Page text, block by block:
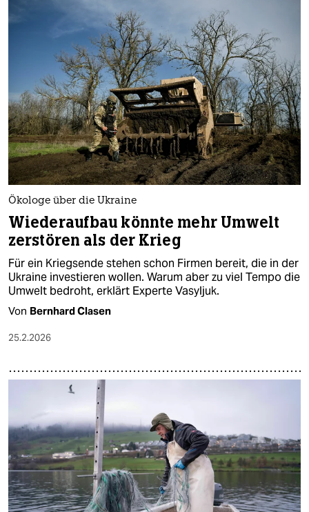
Ökologe über die Ukraine
Wiederaufbau könnte mehr Umwelt
zerstören als der Krieg
Für ein Kriegsende stehen schon Firmen bereit, die in der
Ukraine investieren wollen. Warum aber zu viel Tempo die
Umwelt bedroht, erklärt Experte Vasyljuk.
Von Bernhard Clasen
25.2.2026